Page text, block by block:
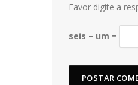
Favor digite a
seis − um =